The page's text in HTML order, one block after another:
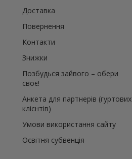
Доставка
Повернення
Контакти
Знижки
Позбудься зайвого – обери
своє!
Анкета для партнерів (гуртових
клієнтів)
Умови використання сайту
Освітня субвенція